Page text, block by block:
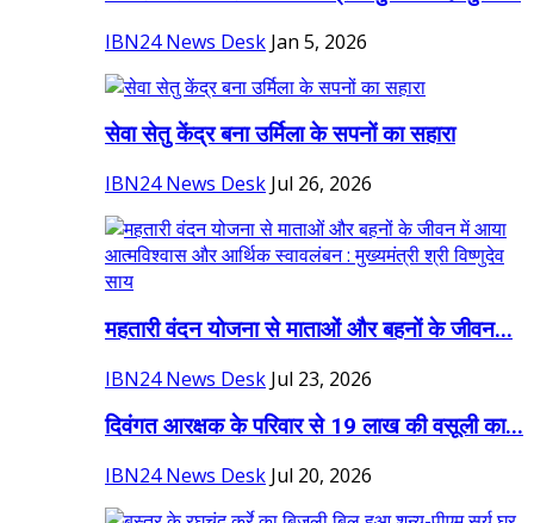
IBN24 News Desk Jan 5, 2026
सेवा सेतु केंद्र बना उर्मिला के सपनों का सहारा
IBN24 News Desk Jul 26, 2026
महतारी वंदन योजना से माताओं और बहनों के जीवन...
IBN24 News Desk Jul 23, 2026
दिवंगत आरक्षक के परिवार से 19 लाख की वसूली का...
IBN24 News Desk Jul 20, 2026